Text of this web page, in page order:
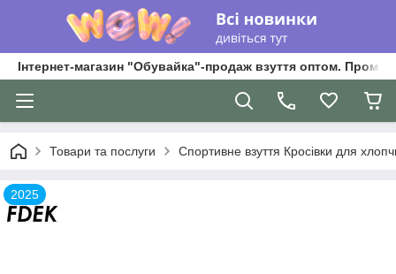
Інтернет-магазин "Обувайка"-продаж взуття оптом.
Товари та послуги Спортивне взуття Кросівки для
2025